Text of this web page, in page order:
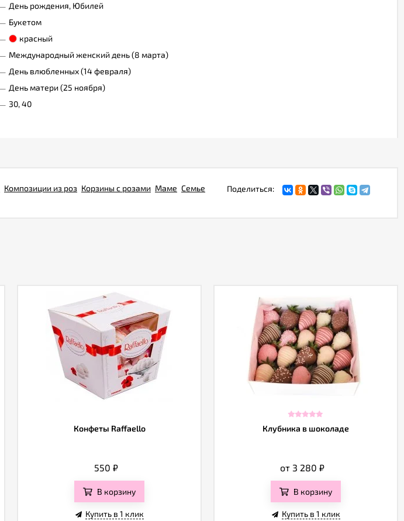
День рождения, Юбилей
Букетом
красный
Международный женский день (8 марта)
День влюбленных (14 февраля)
День матери (25 ноября)
30, 40
Поделиться:
Композиции из роз Корзины с розами Маме Семье
Конфеты Raffaello
550 ₽
В корзину
Купить в 1 клик
Клубника в шоколаде
от 3 280 ₽
В корзину
Купить в 1 клик